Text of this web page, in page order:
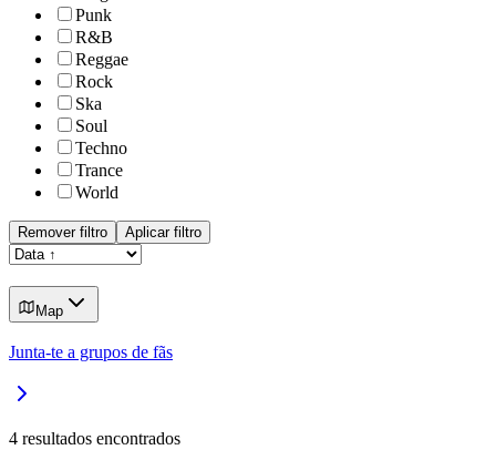
Punk
R&B
Reggae
Rock
Ska
Soul
Techno
Trance
World
Remover filtro Aplicar filtro
Map
Junta-te a grupos de fãs
4 resultados encontrados